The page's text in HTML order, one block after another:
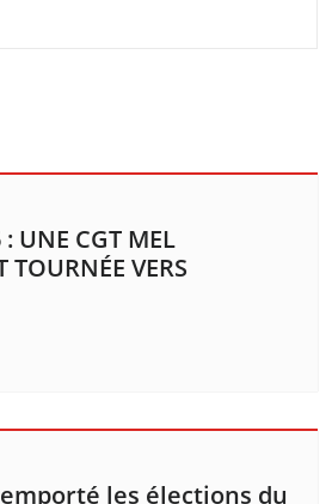
UNE CGT MEL
TOURNÉE VERS
les élections du